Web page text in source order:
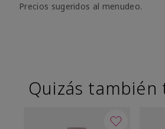
Precios sugeridos al menudeo.
Quizás también